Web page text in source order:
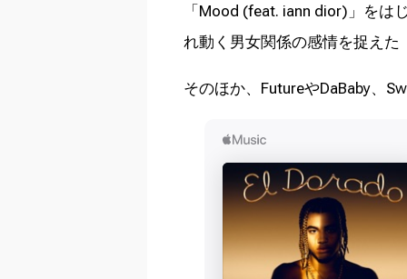
「Mood (feat. iann dior)」をは
れ動く男女関係の感情を捉え
そのほか、FutureやDaBaby、